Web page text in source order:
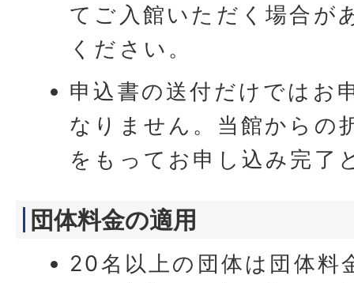
てご入館いただく場合が
ください。
申込書の送付だけではお
なりません。当館からの
をもってお申し込み完了
団体料金の適用
20名以上の団体は団体料